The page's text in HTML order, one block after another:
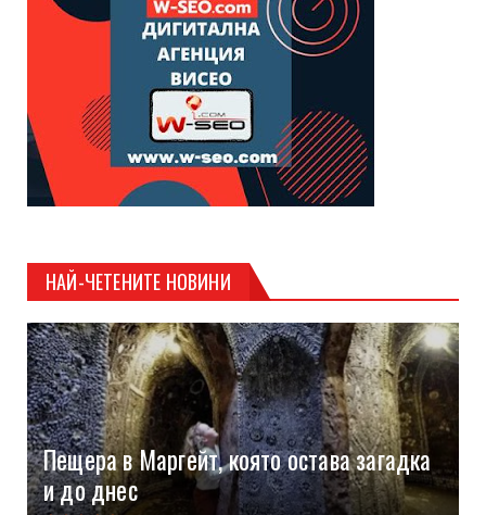
НАЙ-ЧЕТЕНИТЕ НОВИНИ
Пещера в Маргейт, която остава загадка
и до днес